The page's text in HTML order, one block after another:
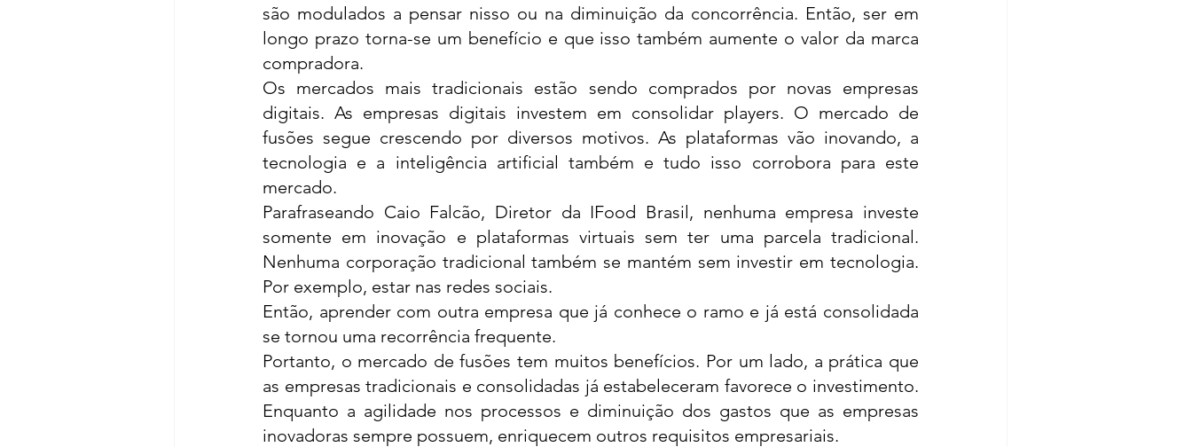
são modulados a pensar nisso ou na diminuição da concorrência. Então, ser em
longo prazo torna-se um benefício e que isso também aumente o valor da marca
compradora.
Os mercados mais tradicionais estão sendo comprados por novas empresas
digitais. As empresas digitais investem em consolidar players. O mercado de
fusões segue crescendo por diversos motivos. As plataformas vão inovando, a
tecnologia e a inteligência artificial também e tudo isso corrobora para este
mercado.
Parafraseando Caio Falcão, Diretor da IFood Brasil, nenhuma empresa investe
somente em inovação e plataformas virtuais sem ter uma parcela tradicional.
Nenhuma corporação tradicional também se mantém sem investir em tecnologia.
Por exemplo, estar nas redes sociais.
Então, aprender com outra empresa que já conhece o ramo e já está consolidada
se tornou uma recorrência frequente.
Portanto, o mercado de fusões tem muitos benefícios. Por um lado, a prática que
as empresas tradicionais e consolidadas já estabeleceram favorece o investimento.
Enquanto a agilidade nos processos e diminuição dos gastos que as empresas
inovadoras sempre possuem, enriquecem outros requisitos empresariais.